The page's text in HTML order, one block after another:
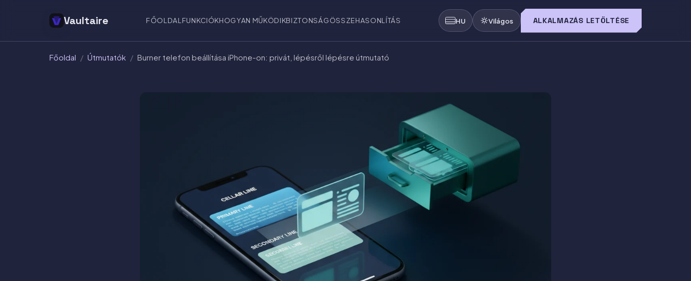
Vaultaire FŐOLDAL FUNKCIÓKHOGYAN MŰKÖDIKBIZTONSÁGÖSSZEHASONLÍTÁS HU Világos ALKALMAZÁS LETÖLTÉSE
Főoldal / Útmutatók / Burner telefon beállítása iPhone-on: privát, lépésről lépésre útmutató